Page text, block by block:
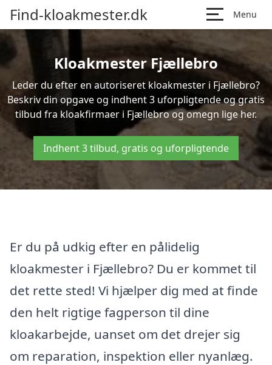
Find-kloakmester.dk Menu
Kloakmester Fjællebro
Leder du efter en autoriseret kloakmester i Fjællebro?
Beskriv din opgave og indhent 3 uforpligtende og gratis
tilbud fra kloakfirmaer i Fjællebro og omegn lige her.
Indhent 3 tilbud, gratis og uforpligtende
Er du på udkig efter en pålidelig
kloakmester i Fjællebro? Du er kommet til
det rette sted! Vi hjælper dig med at finde
den helt rigtige fagperson til dine
kloakarbejde, uanset om det drejer sig
om reparation, inspektion eller nyanlæg.